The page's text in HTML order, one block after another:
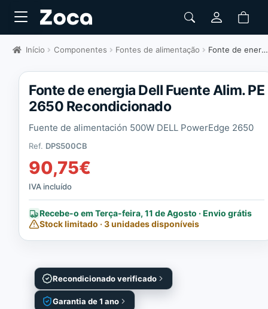
Início Componentes Fontes de alimentação Fonte de energia Dell Fuente Alim. PE 2650 Recondicionado
Recondicionado verificado
Garantia de 1 ano
Fonte de energia Dell Fuente Alim. PE
2650 Recondicionado
Fuente de alimentación 500W DELL PowerEdge 2650
Ref. DPS500CB
90,75€
IVA incluído
Recebe-o em Terça-feira, 11 de Agosto · Envio grátis
Stock limitado · 3 unidades disponíveis